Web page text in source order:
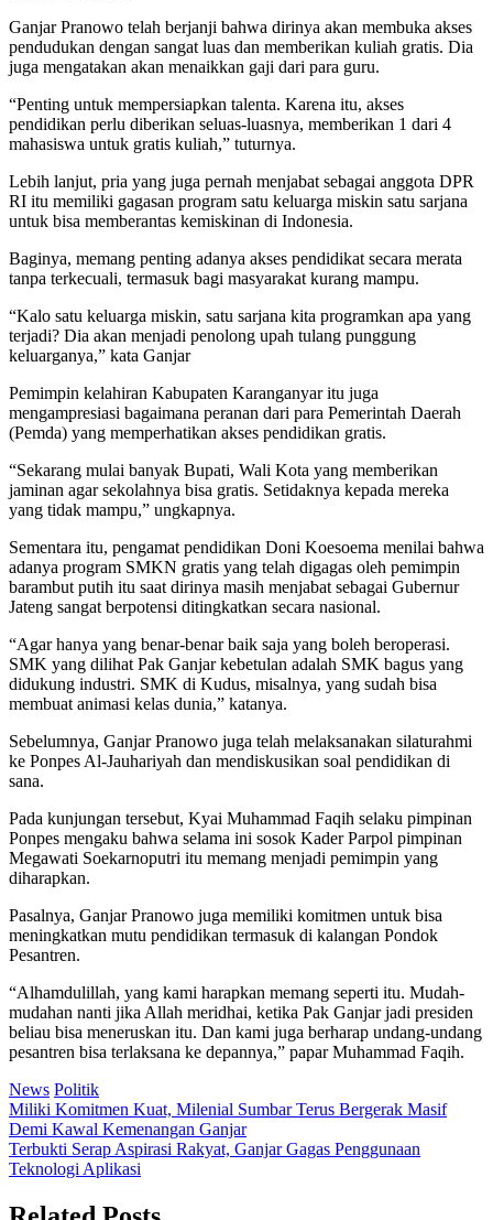
Ganjar Pranowo telah berjanji bahwa dirinya akan membuka akses
pendudukan dengan sangat luas dan memberikan kuliah gratis. Dia
juga mengatakan akan menaikkan gaji dari para guru.
“Penting untuk mempersiapkan talenta. Karena itu, akses
pendidikan perlu diberikan seluas-luasnya, memberikan 1 dari 4
mahasiswa untuk gratis kuliah,” tuturnya.
Lebih lanjut, pria yang juga pernah menjabat sebagai anggota DPR
RI itu memiliki gagasan program satu keluarga miskin satu sarjana
untuk bisa memberantas kemiskinan di Indonesia.
Baginya, memang penting adanya akses pendidikat secara merata
tanpa terkecuali, termasuk bagi masyarakat kurang mampu.
“Kalo satu keluarga miskin, satu sarjana kita programkan apa yang
terjadi? Dia akan menjadi penolong upah tulang punggung
keluarganya,” kata Ganjar
Pemimpin kelahiran Kabupaten Karanganyar itu juga
mengampresiasi bagaimana peranan dari para Pemerintah Daerah
(Pemda) yang memperhatikan akses pendidikan gratis.
“Sekarang mulai banyak Bupati, Wali Kota yang memberikan
jaminan agar sekolahnya bisa gratis. Setidaknya kepada mereka
yang tidak mampu,” ungkapnya.
Sementara itu, pengamat pendidikan Doni Koesoema menilai bahwa
adanya program SMKN gratis yang telah digagas oleh pemimpin
barambut putih itu saat dirinya masih menjabat sebagai Gubernur
Jateng sangat berpotensi ditingkatkan secara nasional.
“Agar hanya yang benar-benar baik saja yang boleh beroperasi.
SMK yang dilihat Pak Ganjar kebetulan adalah SMK bagus yang
didukung industri. SMK di Kudus, misalnya, yang sudah bisa
membuat animasi kelas dunia,” katanya.
Sebelumnya, Ganjar Pranowo juga telah melaksanakan silaturahmi
ke Ponpes Al-Jauhariyah dan mendiskusikan soal pendidikan di
sana.
Pada kunjungan tersebut, Kyai Muhammad Faqih selaku pimpinan
Ponpes mengaku bahwa selama ini sosok Kader Parpol pimpinan
Megawati Soekarnoputri itu memang menjadi pemimpin yang
diharapkan.
Pasalnya, Ganjar Pranowo juga memiliki komitmen untuk bisa
meningkatkan mutu pendidikan termasuk di kalangan Pondok
Pesantren.
“Alhamdulillah, yang kami harapkan memang seperti itu. Mudah-
mudahan nanti jika Allah meridhai, ketika Pak Ganjar jadi presiden
beliau bisa meneruskan itu. Dan kami juga berharap undang-undang
pesantren bisa terlaksana ke depannya,” papar Muhammad Faqih.
News Politik
Post
navigation
Miliki Komitmen Kuat, Milenial Sumbar Terus Bergerak Masif
Demi Kawal Kemenangan Ganjar
Terbukti Serap Aspirasi Rakyat, Ganjar Gagas Penggunaan
Teknologi Aplikasi